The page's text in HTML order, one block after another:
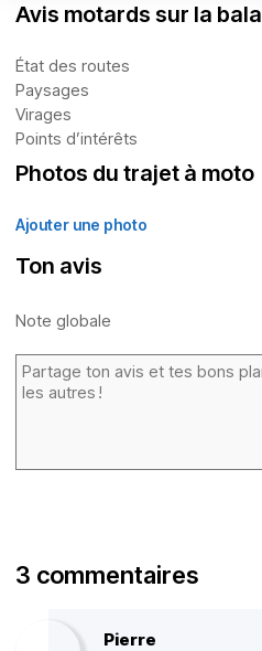
Avis motards sur la
État des routes
Paysages
Virages
Points d’intérêts
Photos du trajet à moto
Ajouter une photo
Ton avis
Note globale
3 commentaires
Pierre